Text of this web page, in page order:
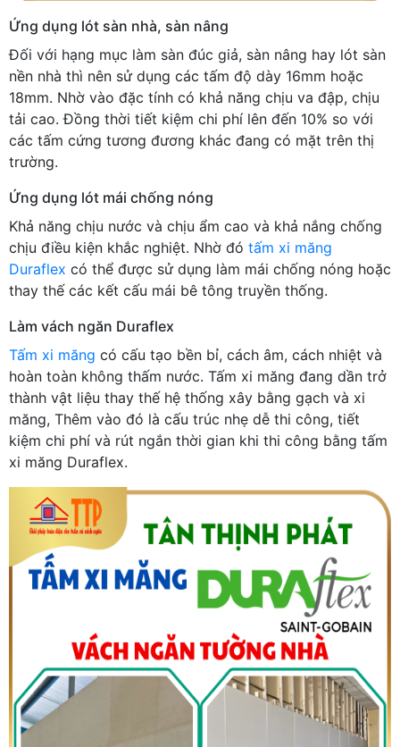
Ứng dụng lót sàn nhà, sàn nâng
Đối với hạng mục làm sàn đúc giả, sàn nâng hay lót sàn
nền nhà thì nên sử dụng các tấm độ dày 16mm hoặc
18mm. Nhờ vào đặc tính có khả năng chịu va đập, chịu
tải cao. Đồng thời tiết kiệm chi phí lên đến 10% so với
các tấm cứng tương đương khác đang có mặt trên thị
trường.
Ứng dụng lót mái chống nóng
Khả năng chịu nước và chịu ẩm cao và khả nắng chống
chịu điều kiện khắc nghiệt. Nhờ đó tấm xi măng
Duraflex có thể được sử dụng làm mái chống nóng hoặc
thay thế các kết cấu mái bê tông truyền thống.
Làm vách ngăn Duraflex
Tấm xi măng có cấu tạo bền bỉ, cách âm, cách nhiệt và
hoàn toàn không thấm nước. Tấm xi măng đang dần trở
thành vật liệu thay thế hệ thống xây bằng gạch và xi
măng, Thêm vào đó là cấu trúc nhẹ dễ thi công, tiết
kiệm chi phí và rút ngắn thời gian khi thi công bằng tấm
xi măng Duraflex.